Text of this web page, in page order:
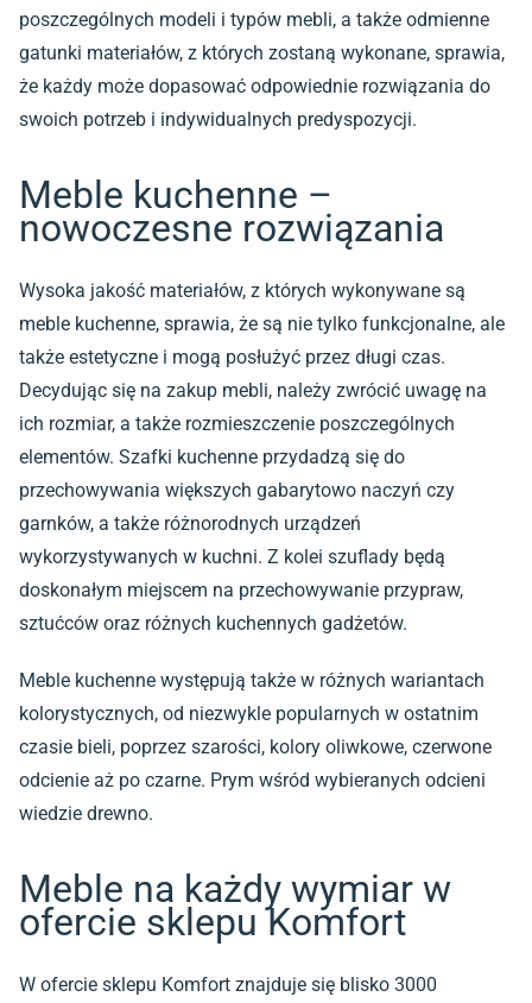
poszczególnych modeli i typów mebli, a także odmienne
gatunki materiałów, z których zostaną wykonane, sprawia,
że każdy może dopasować odpowiednie rozwiązania do
swoich potrzeb i indywidualnych predyspozycji.
Meble kuchenne –
nowoczesne rozwiązania
Wysoka jakość materiałów, z których wykonywane są
meble kuchenne, sprawia, że są nie tylko funkcjonalne, ale
także estetyczne i mogą posłużyć przez długi czas.
Decydując się na zakup mebli, należy zwrócić uwagę na
ich rozmiar, a także rozmieszczenie poszczególnych
elementów. Szafki kuchenne przydadzą się do
przechowywania większych gabarytowo naczyń czy
garnków, a także różnorodnych urządzeń
wykorzystywanych w kuchni. Z kolei szuflady będą
doskonałym miejscem na przechowywanie przypraw,
sztućców oraz różnych kuchennych gadżetów.
Meble kuchenne występują także w różnych wariantach
kolorystycznych, od niezwykle popularnych w ostatnim
czasie bieli, poprzez szarości, kolory oliwkowe, czerwone
odcienie aż po czarne. Prym wśród wybieranych odcieni
wiedzie drewno.
Meble na każdy wymiar w
ofercie sklepu Komfort
W ofercie sklepu Komfort znajduje się blisko 3000